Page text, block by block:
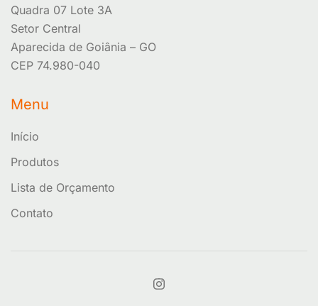
Quadra 07 Lote 3A
Setor Central
Aparecida de Goiânia – GO
CEP 74.980-040
Menu
Início
Produtos
Lista de Orçamento
Contato